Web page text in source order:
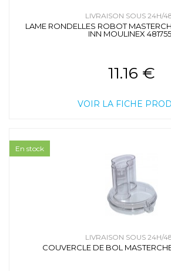
LIVRAISON SOUS 24H/
LAME RONDELLES ROBOT
INN MOULINEX
11.16 €
VOIR LA FICHE
LIVRAISON SOUS 24H/
COUVERCLE DE BOL
En stock